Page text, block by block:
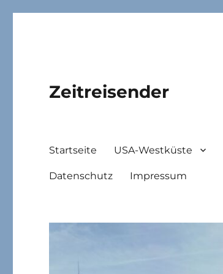
Zeitreisender
Startseite USA-Westküste
Datenschutz Impressum